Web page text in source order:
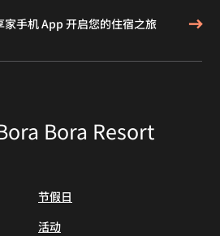
家手机 App 开启您的住宿之旅
Bora Resort
节假日
活动